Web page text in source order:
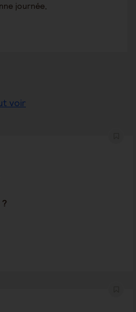
journée,
voir